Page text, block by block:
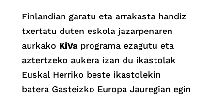
Finlandian garatu eta arrakasta handiz
txertatu duten eskola jazarpenaren
aurkako KiVaprograma ezagutu eta
aztertzeko aukera izan du ikastolak
Euskal Herriko beste ikastolekin
batera Gasteizko Europa Jauregian egin